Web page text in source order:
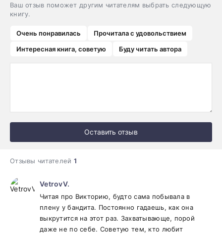
Ваш отзыв поможет другим читателям выбрать следующую
книгу.
Очень понравилась
Прочитала с удовольствием
Интересная книга, советую
Буду читать автора
Оставить отзыв
Отзывы читателей 1
VetrovV.
Читая про Викторию, будто сама побывала в
плену у бандита. Постоянно гадаешь, как она
выкрутится на этот раз. Захватывающе, порой
даже не по себе. Советую тем, кто любит